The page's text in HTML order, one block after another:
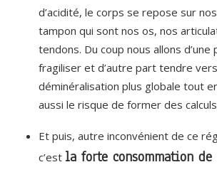
d’acidité, le corps se repose sur
tampon qui sont nos os, nos
tendons. Du coup nous allons d’une
fragiliser et d’autre part tendre
déminéralisation plus globale tout
aussi le risque de former des
Et puis, autre inconvénient de ce
c’est la forte consommation